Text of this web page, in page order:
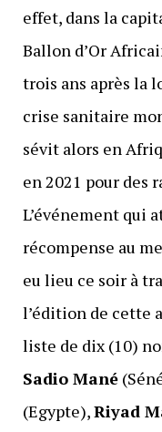
effet, dans la
Ballon d’Or
trois ans après la
crise sanitaire
sévit alors en
en 2021 pour des
L’événement qui
récompense au
eu lieu ce soir à
l’édition de cette
liste de dix (10)
Sadio Mané
(Egypte),Riyad